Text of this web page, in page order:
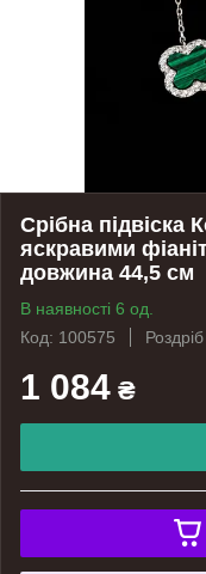
Срібна підвіска
яскравими
довжина 44,5 см
В наявності 6 од.
Код: 100575
Роздріб
1 084 ₴